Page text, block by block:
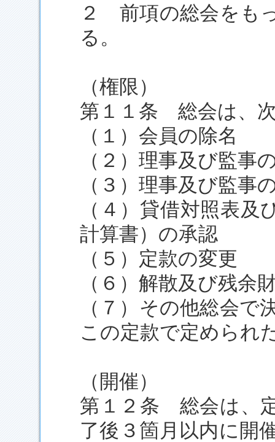
２ 前項の総会をも
る。
（権限）
第１１条 総会は、
（１）会員の除名
（２）理事及び監事
（３）理事及び監事
（４）貸借対照表
計算書）の承認
（５）定款の変更
（６）解散及び残余
（７）その他総会
この定款で定められ
（開催）
第１２条 総会は、
了後３箇月以内に開